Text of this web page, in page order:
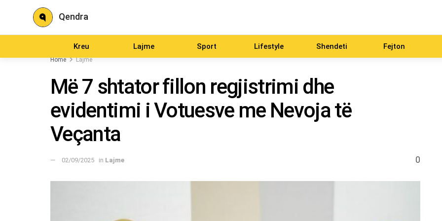
Qendra
Kreu Lajme Sport Lifestyle Shendeti Fejton
Home Lajme
Më 7 shtator fillon regjistrimi dhe
evidentimi i Votuesve me Nevoja të
Veçanta
02/09/2025 in Lajme 0